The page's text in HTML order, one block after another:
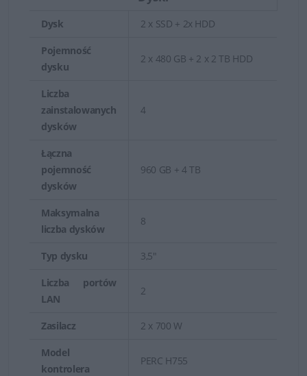
Dysk 2 x SSD + 2x HDD
Pojemność
dysku
2 x 480 GB + 2 x 2 TB HDD
Liczba
zainstalowanych
dysków
4
Łączna
pojemność
dysków
960 GB + 4 TB
Maksymalna
liczba dysków
8
Typ dysku 3,5"
Liczba portów
LAN
2
Zasilacz 2 x 700 W
Model
kontrolera
PERC H755